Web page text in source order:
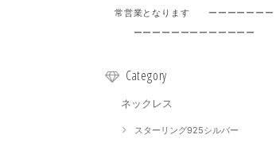
常営業となります ーーーーーーー
ーーーーーーーーーーーーー
Category
ネックレス
スターリング925シルバー